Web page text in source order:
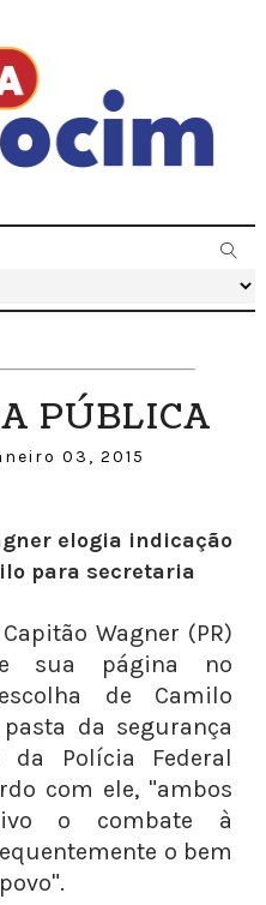
PÚBLICA
03, 2015
elogia indicação
para secretaria
Wagner (PR)
sua página no
de Camilo
da segurança
da Polícia Federal
com ele, "ambos
o combate à
o bem